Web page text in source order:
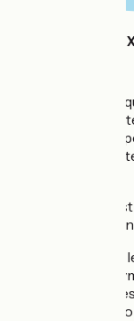
Les
C’est la
Nous avons
pour profiter du
petite pause
Bizarrement,
plus grosse
vraiment
mêmes
belles